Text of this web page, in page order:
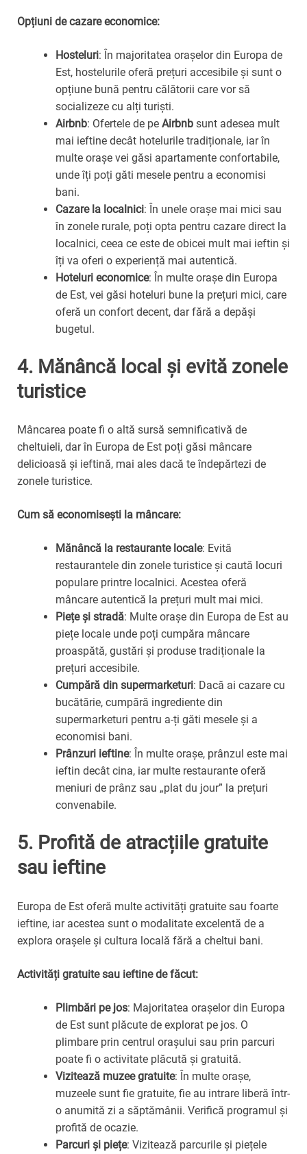
Opțiuni de cazare economice:
Hosteluri: În majoritatea orașelor din Europa de
Est, hostelurile oferă prețuri accesibile și sunt o
opțiune bună pentru călătorii care vor să
socializeze cu alți turiști.
Airbnb: Ofertele de pe Airbnb sunt adesea mult
mai ieftine decât hotelurile tradiționale, iar în
multe orașe vei găsi apartamente confortabile,
unde îți poți găti mesele pentru a economisi
bani.
Cazare la localnici: În unele orașe mai mici sau
în zonele rurale, poți opta pentru cazare direct la
localnici, ceea ce este de obicei mult mai ieftin și
îți va oferi o experiență mai autentică.
Hoteluri economice: În multe orașe din Europa
de Est, vei găsi hoteluri bune la prețuri mici, care
oferă un confort decent, dar fără a depăși
bugetul.
4. Mănâncă local și evită zonele
turistice
Mâncarea poate fi o altă sursă semnificativă de
cheltuieli, dar în Europa de Est poți găsi mâncare
delicioasă și ieftină, mai ales dacă te îndepărtezi de
zonele turistice.
Cum să economisești la mâncare:
Mănâncă la restaurante locale: Evită
restaurantele din zonele turistice și caută locuri
populare printre localnici. Acestea oferă
mâncare autentică la prețuri mult mai mici.
Piețe și stradă: Multe orașe din Europa de Est au
piețe locale unde poți cumpăra mâncare
proaspătă, gustări și produse tradiționale la
prețuri accesibile.
Cumpără din supermarketuri: Dacă ai cazare cu
bucătărie, cumpără ingrediente din
supermarketuri pentru a-ți găti mesele și a
economisi bani.
Prânzuri ieftine: În multe orașe, prânzul este mai
ieftin decât cina, iar multe restaurante oferă
meniuri de prânz sau „plat du jour” la prețuri
convenabile.
5. Profită de atracțiile gratuite
sau ieftine
Europa de Est oferă multe activități gratuite sau foarte
ieftine, iar acestea sunt o modalitate excelentă de a
explora orașele și cultura locală fără a cheltui bani.
Activități gratuite sau ieftine de făcut:
Plimbări pe jos: Majoritatea orașelor din Europa
de Est sunt plăcute de explorat pe jos. O
plimbare prin centrul orașului sau prin parcuri
poate fi o activitate plăcută și gratuită.
Vizitează muzee gratuite: În multe orașe,
muzeele sunt fie gratuite, fie au intrare liberă într-
o anumită zi a săptămânii. Verifică programul și
profită de ocazie.
Parcuri și piețe: Vizitează parcurile și piețele